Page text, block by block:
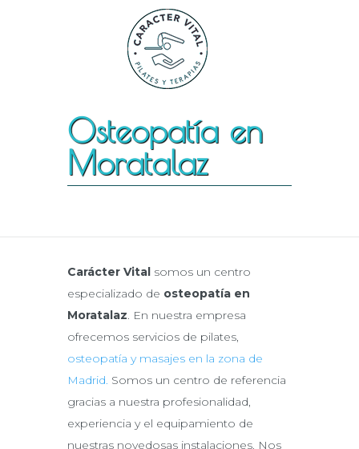
Osteopatía en
Moratalaz
Carácter Vital somos un centro
especializado de osteopatía en
Moratalaz. En nuestra empresa
ofrecemos servicios de pilates,
osteopatía y masajes en la zona de
Madrid. Somos un centro de referencia
gracias a nuestra profesionalidad,
experiencia y el equipamiento de
nuestras novedosas instalaciones. Nos